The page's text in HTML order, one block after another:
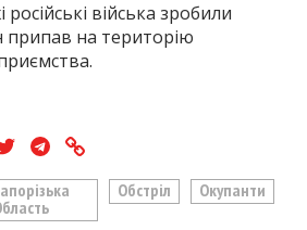
війська зробили
припав на територію
Обстріл Окупанти